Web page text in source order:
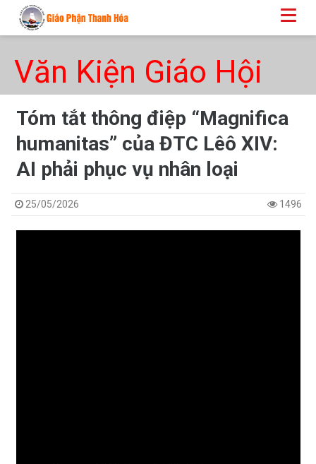
Văn Kiện Giáo Hội
Tóm tắt thông điệp “Magnifica
humanitas” của ĐTC Lêô XIV:
AI phải phục vụ nhân loại
25/05/2026 1496